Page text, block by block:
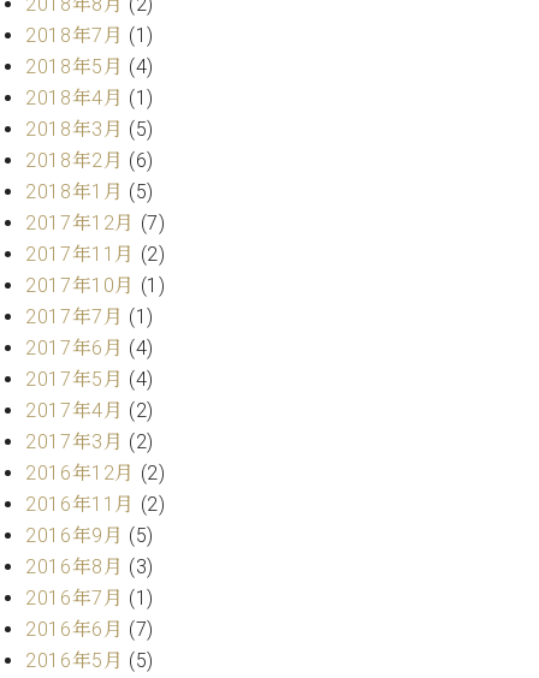
調
律
師
紹
調
律
料
金
表
問
い
合
わ
せ
尾山調律師のブ
ログ Die
Musikgasse（音
楽の小道）
2018年7月 (1)
2018年5月 (4)
2018年4月 (1)
2018年3月 (5)
2018年2月 (6)
2018年1月 (5)
2017年12月 (7)
2017年11月 (2)
2017年10月 (1)
2017年7月 (1)
2017年6月 (4)
2017年5月 (4)
2017年4月 (2)
2017年3月 (2)
2016年12月 (2)
2016年11月 (2)
2016年9月 (5)
2016年8月 (3)
2016年7月 (1)
2016年6月 (7)
2016年5月 (5)